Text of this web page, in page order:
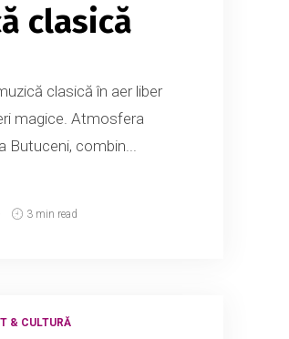
clasică
clasică în aer liber
magice. Atmosfera
combin...
3 min read
& CULTURĂ